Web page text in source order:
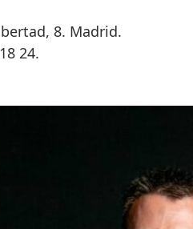
8. Madrid.
24.